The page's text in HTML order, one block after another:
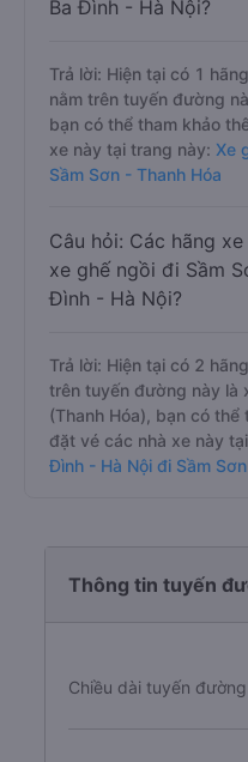
xe giường nằm đi
Ba Đình - Hà Nội?
Trả lời: Hiện tại có 1
nằm trên tuyến đường
xe này tại trang này:Xe
Sầm Sơn - Thanh Hóa
xe ghế ngồi đi Sầm
Đình - Hà Nội?
Trả lời: Hiện tại có 2
trên tuyến đường này là